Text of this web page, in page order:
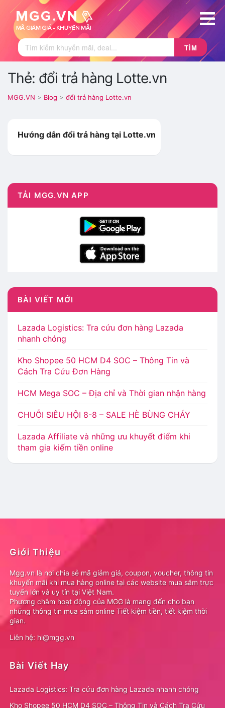
TÌM
Thẻ: đổi trả hàng Lotte.vn
MGG.VN > Blog > đổi trả hàng Lotte.vn
Hướng dẫn đổi trả hàng tại Lotte.vn
TẢI MGG.VN APP
BÀI VIẾT MỚI
Lazada Logistics: Tra cứu đơn hàng Lazada
nhanh chóng
Kho Shopee 50 HCM D4 SOC – Thông Tin và
Cách Tra Cứu Đơn Hàng
HCM Mega SOC – Địa chỉ và Thời gian nhận hàng
CHUỖI SIÊU HỘI 8-8 – SALE HÈ BÙNG CHÁY
Lazada Affiliate và những ưu khuyết điểm khi
tham gia kiếm tiền online
Giới Thiệu
Mgg.vn là nơi chia sẻ mã giảm giá, coupon, voucher, thông tin
khuyến mãi khi mua hàng online tại các website mua sắm trực
tuyến lớn và uy tín tại Việt Nam.
Phương châm hoạt động của MGG là mang đến cho bạn
những thông tin mua sắm online Tiết kiệm tiền, tiết kiệm thời
gian.
Liên hệ: hi@mgg.vn
Bài Viết Hay
Lazada Logistics: Tra cứu đơn hàng Lazada nhanh chóng
Kho Shopee 50 HCM D4 SOC – Thông Tin và Cách Tra Cứu